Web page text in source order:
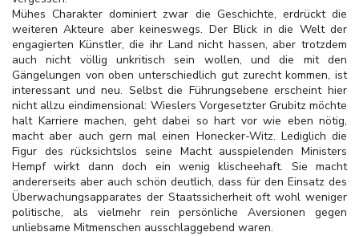
Mühes Charakter dominiert zwar die Geschichte, erdrückt die
weiteren Akteure aber keineswegs. Der Blick in die Welt der
engagierten Künstler, die ihr Land nicht hassen, aber trotzdem
auch nicht völlig unkritisch sein wollen, und die mit den
Gängelungen von oben unterschiedlich gut zurecht kommen, ist
interessant und neu. Selbst die Führungsebene erscheint hier
nicht allzu eindimensional: Wieslers Vorgesetzter Grubitz möchte
halt Karriere machen, geht dabei so hart vor wie eben nötig,
macht aber auch gern mal einen Honecker-Witz. Lediglich die
Figur desrücksichtslos seine Macht ausspielenden Ministers
Hempf wirkt dann doch ein wenig klischeehaft. Sie macht
andererseits aber auch schön deutlich, dass für den Einsatz des
Überwachungsapparates der Staatssicherheit oft wohl weniger
politische, als vielmehr rein persönliche Aversionen gegen
unliebsame Mitmenschen ausschlaggebend waren.